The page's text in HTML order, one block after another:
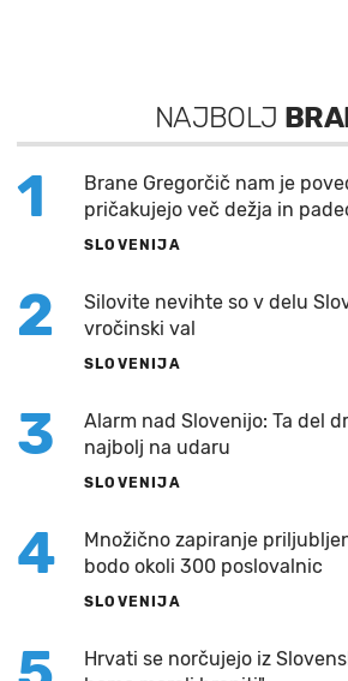
NAJBOLJ
1
Brane Gregorčič nam je
pričakujejo več dežja in
SLOVENIJA
2
Silovite nevihte so v delu
vročinski val
SLOVENIJA
3
Alarm nad Slovenijo: Ta del
najbolj na udaru
SLOVENIJA
4
Množično zapiranje
bodo okoli 300 poslovalnic
SLOVENIJA
Hrvati se norčujejo iz